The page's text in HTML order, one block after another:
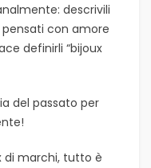
descrivili
con amore
definirli “bijoux
del passato per
di marchi, tutto è